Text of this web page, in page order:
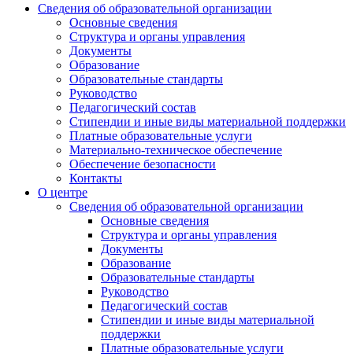
Сведения об образовательной организации
Основные сведения
Структура и органы управления
Документы
Образование
Образовательные стандарты
Руководство
Педагогический состав
Стипендии и иные виды материальной поддержки
Платные образовательные услуги
Материально-техническое обеспечение
Обеспечение безопасности
Контакты
О центре
Сведения об образовательной организации
Основные сведения
Структура и органы управления
Документы
Образование
Образовательные стандарты
Руководство
Педагогический состав
Стипендии и иные виды материальной
поддержки
Платные образовательные услуги